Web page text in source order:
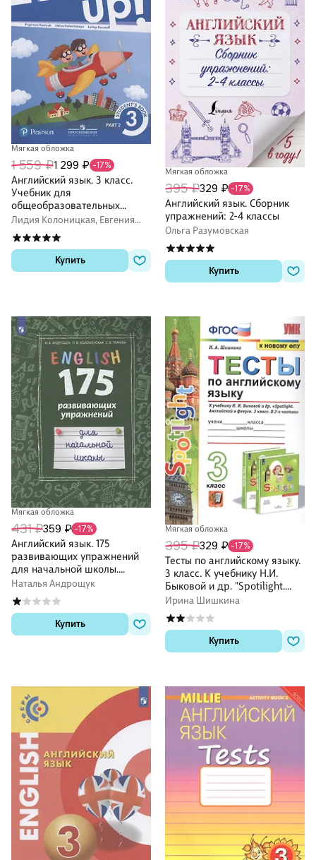
Мягкая обложка
1 559 ₽1 299 ₽ -17%
Английский язык. 3 класс.
Учебник для
общеобразовательных
организаций. В двух частях.
Часть 2
Лидия Колоницкая, Евгения
Костюк, Лесли Кустаф
Купить
Мягкая обложка
395 ₽329 ₽ -17%
Английский язык. Сборник
упражнений: 2-4 классы
Ольга Разумовская
Купить
Мягкая обложка
431 ₽359 ₽ -17%
Английский язык. 175
развивающих упражнений
для начальной школы.
Учебное пособие для
общеобразовательных
организаций и школ с
углубленным изучением
английского языка
Наталья Андрощук
Купить
Мягкая обложка
395 ₽329 ₽ -17%
Тесты по английскому языку.
3 класс. К учебнику Н.И.
Быковой и др. "Spotilight.
Английский в фокусе. В 2-х
частях"
Ирина Шишкина
Купить